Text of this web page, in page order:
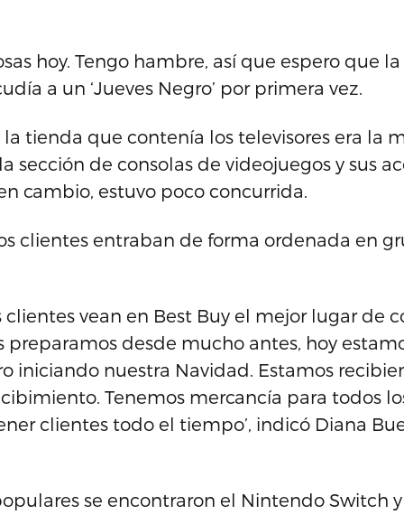
hoy. Tengo hambre, así que espero que
a un ‘Jueves Negro’ por primera vez.
tienda que contenía los televisores era la
sección de consolas de videojuegos y sus
cambio, estuvo poco concurrida.
clientes entraban de forma ordenada en
clientes vean en Best Buy el mejor lugar de
preparamos desde mucho antes, hoy
iniciando nuestra Navidad. Estamos
Tenemos mercancía para todos
clientes todo el tiempo’, indicó Diana
se encontraron el Nintendo Switch